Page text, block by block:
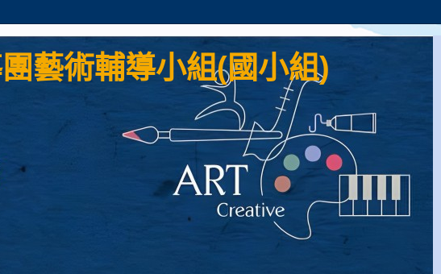
藝術輔導小組(國小組)